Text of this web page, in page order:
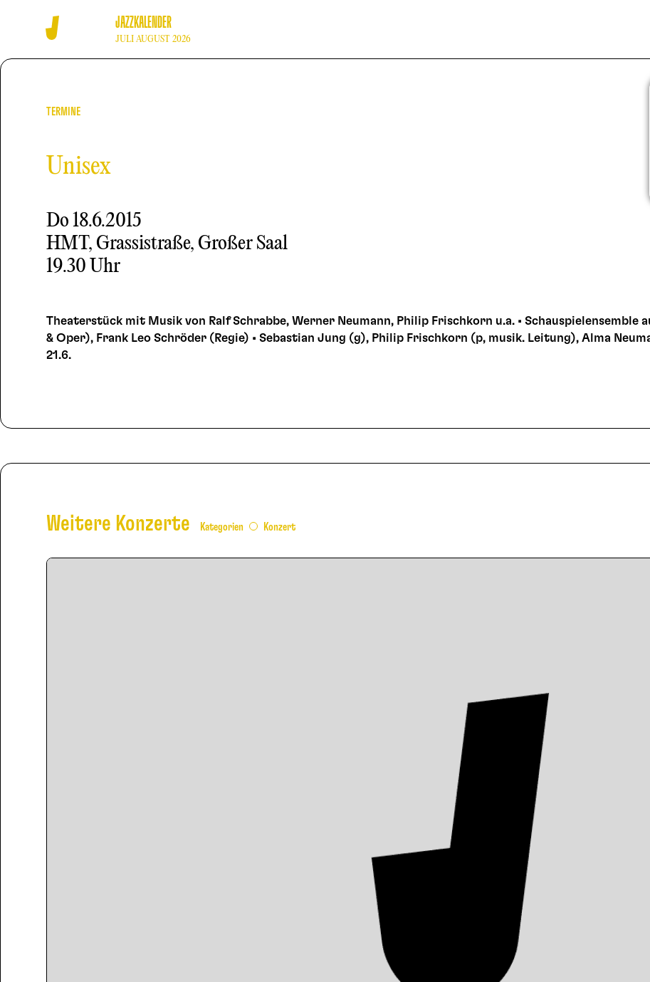
JAZZKALENDER
JULI AUGUST 2026
TERMINE
Unisex
Do18.6.2015
HMT, Grassistraße, Großer Saal
19.30 Uhr
Theaterstück mit Musik von Ralf Schrabbe, Werner Neumann, Philip Frischkorn u.a. • Schauspielensemble
& Oper), Frank Leo Schröder (Regie) • Sebastian Jung (g), Philip Frischkorn (p, musik. Leitung), Alma
21.6.
Weitere Konzerte Kategorien Konzert